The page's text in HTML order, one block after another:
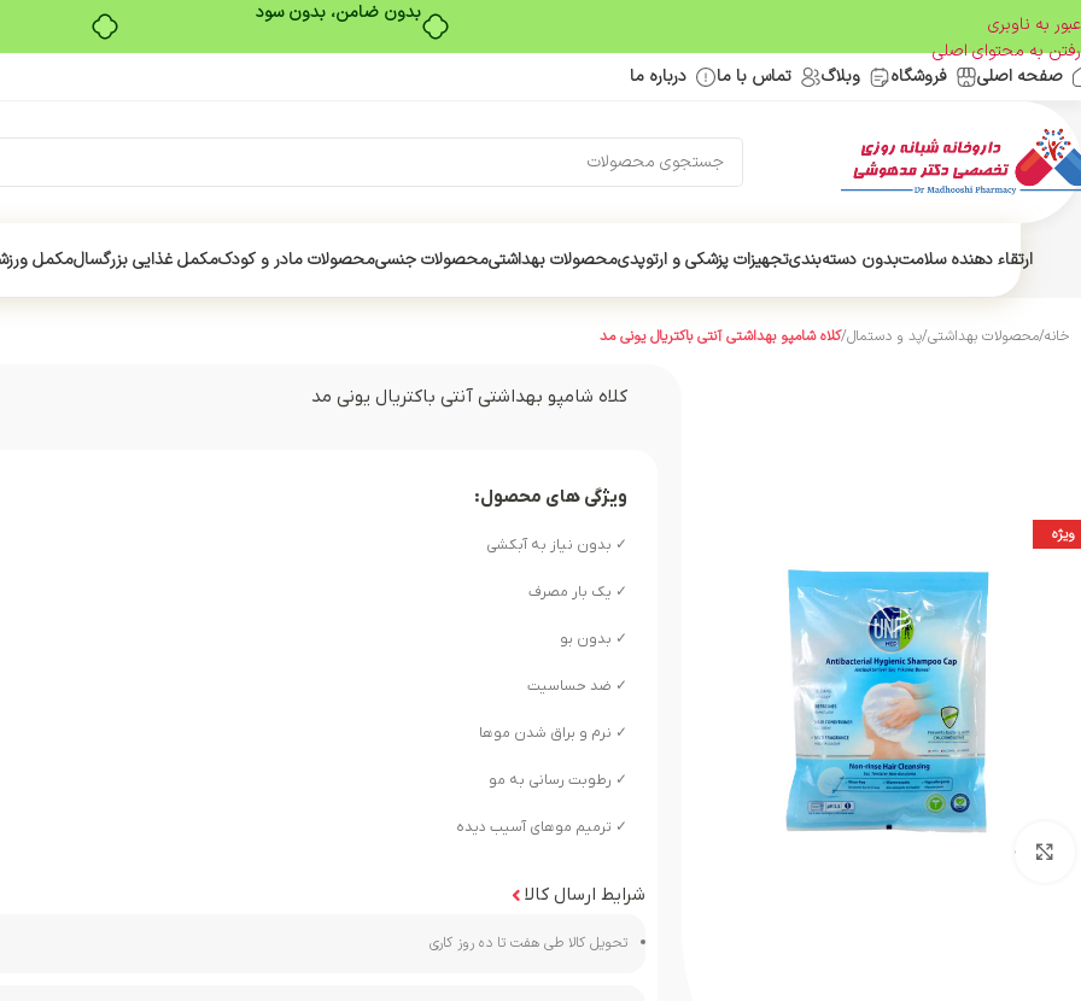
بدون ضامن، بدون سود
عبور به ناوبری
رفتن به محتوای اصلی
صفحه اصلی
فروشگاه وبلاگ تماس با ما درباره ما
ارتقاء دهنده سلامتبدون دسته‌بندیتجهیزات پزشکی و ارتوپدیمحصولات بهداشتیمحصولات جنسیمحصولات مادر و کودکمکمل غذایی بزرگسالمکمل
خانه/محصولات بهداشتی/پد و دستمال/کلاه شامپو بهداشتی آنتی باکتریال یونی مد
ویژه
کلاه شامپو بهداشتی آنتی باکتریال یونی مد
ویژگی های محصول:
✓ بدون نیاز به آبکشی
✓ یک بار مصرف
✓ بدون بو
✓ ضد حساسیت
✓ نرم و براق شدن موها
✓ رطوبت رسانی به مو
✓ ترمیم موهای آسیب دیده
شرایط ارسال کالا
تحویل کالا طی هفت تا ده روز کاری